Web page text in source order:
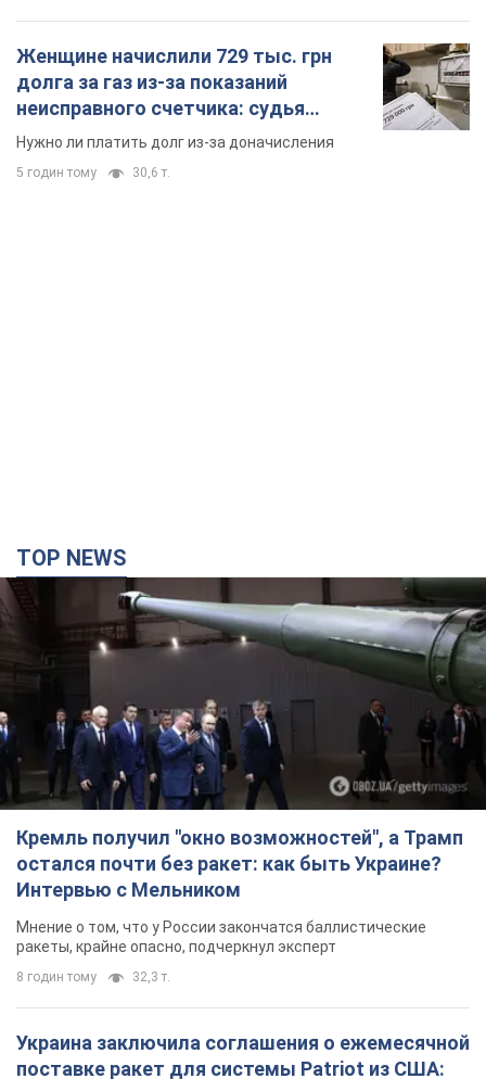
Кремль получил "окно возможностей", а Трамп
остался почти без ракет: как быть Украине?
Интервью с Мельником
Мнение о том, что у России закончатся баллистические
ракеты, крайне опасно, подчеркнул эксперт
Украина заключила соглашения о ежемесячной
поставке ракет для системы Patriot из США:
Зеленский раскрыл подробности
Киев также ведет активные переговоры с европейскими
партнерами
5 годин тому 35,5 т.
Заботилась об учениках и поддерживала
учителей: в результате удара РФ по Киевской
области погибли директор киевского лицея, её
муж и внук
Вечная память жертвам российского террора